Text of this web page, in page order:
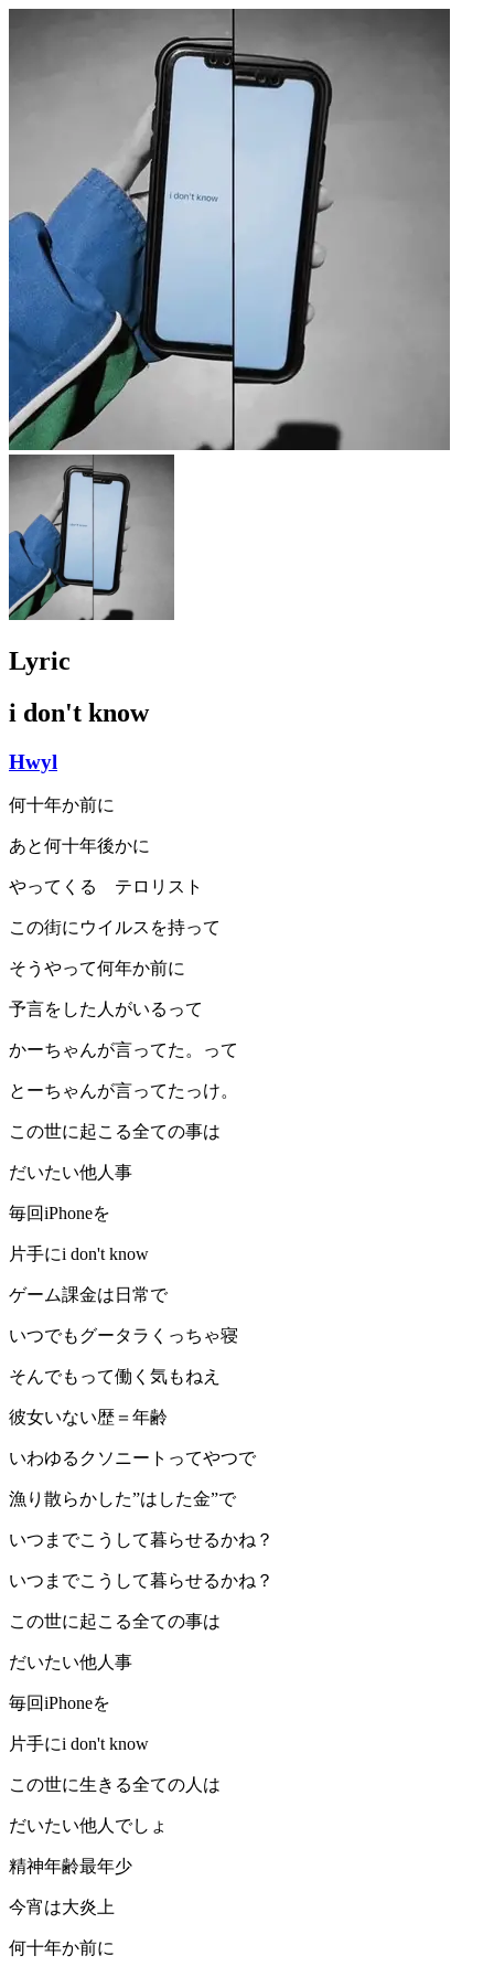
Lyric
i don't know
Hwyl
何十年か前に
あと何十年後かに
やってくる テロリスト
この街にウイルスを持って
そうやって何年か前に
予言をした人がいるって
かーちゃんが言ってた。って
とーちゃんが言ってたっけ。
この世に起こる全ての事は
だいたい他人事
毎回iPhoneを
片手にi don't know
ゲーム課金は日常で
いつでもグータラくっちゃ寝
そんでもって働く気もねえ
彼女いない歴＝年齢
いわゆるクソニートってやつで
漁り散らかした”はした金”で
いつまでこうして暮らせるかね？
いつまでこうして暮らせるかね？
この世に起こる全ての事は
だいたい他人事
毎回iPhoneを
片手にi don't know
この世に生きる全ての人は
だいたい他人でしょ
精神年齢最年少
今宵は大炎上
何十年か前に